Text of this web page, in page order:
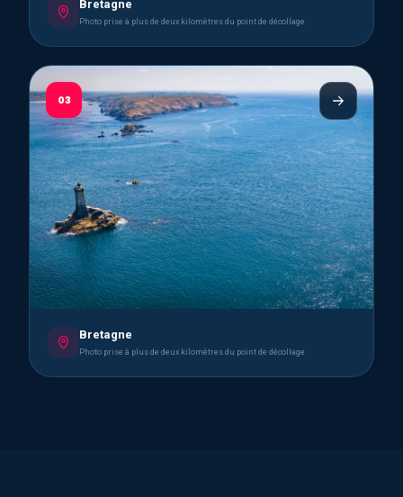
Bretagne
Photo prise à plus de deux kilomètres du point de décollage
03
Bretagne
Photo prise à plus de deux kilomètres du point de décollage